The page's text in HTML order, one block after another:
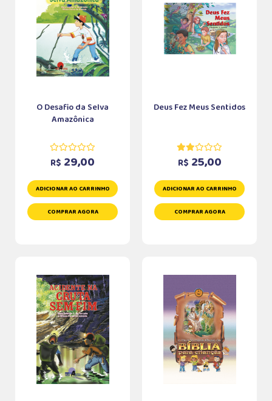
O Desafio da Selva
Amazônica
R$ 29,00
ADICIONAR AO CARRINHO
COMPRAR AGORA
Deus Fez Meus Sentidos
R$ 25,00
ADICIONAR AO CARRINHO
COMPRAR AGORA